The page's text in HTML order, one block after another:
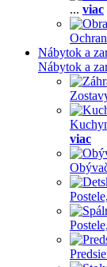
... viac
Nábytok a
Nábytok a
viac
Postele,
Postele,